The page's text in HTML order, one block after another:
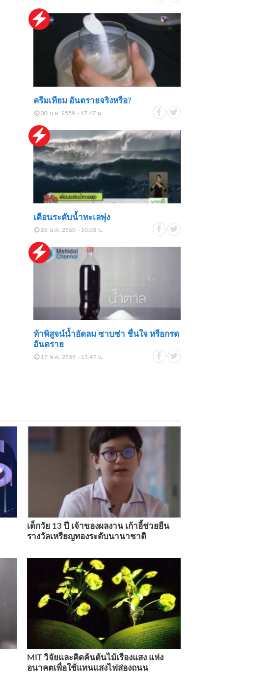
ครีมเทียม อันตรายจริงหรือ?
30 ก.ค. 2559 - 17.47 น.
เตือนระดับน้ำทะเลพุ่ง
26 ม.ค. 2560 - 10.03 น.
ท้าพิสูจน์น้ำอัดลม ซาบซ่า ชื่นใจ หรือกรด
อันตราย
17 พ.ค. 2559 - 15.47 น.
เด็กวัย 13 ปี เจ้าของผลงาน เก้าอี้ช่วยยืน
รางวัลเหรียญทองระดับนานาชาติ
MIT วิจัยและคิดค้นต้นไม้เรืองแสง แห่ง
อนาคตเพื่อใช้แทนแสงไฟส่องถนน